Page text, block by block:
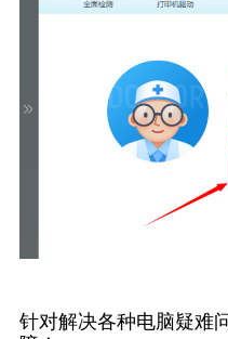
针对解决各种电脑疑难